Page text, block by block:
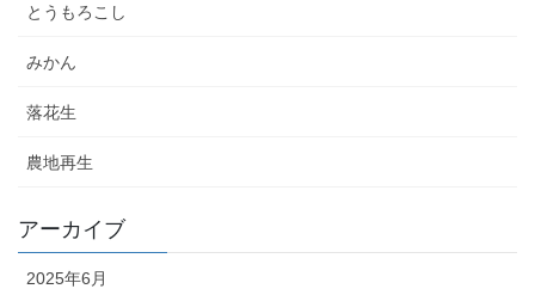
とうもろこし
みかん
落花生
農地再生
アーカイブ
2025年6月